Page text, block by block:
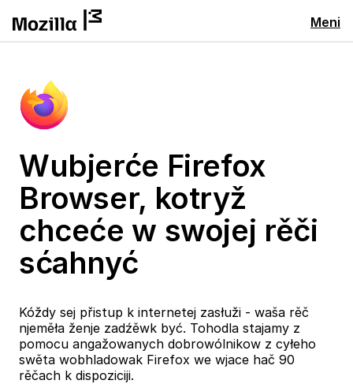
Meni
Wubjerće Firefox
Browser, kotryž
chceće w swojej rěči
sćahnyć
Kóždy sej přistup k internetej zasłuži - waša rěč
njeměła ženje zadźěwk być. Tohodla stajamy z
pomocu angažowanych dobrowólnikow z cyłeho
swěta wobhladowak Firefox we wjace hač 90
rěčach k dispoziciji.